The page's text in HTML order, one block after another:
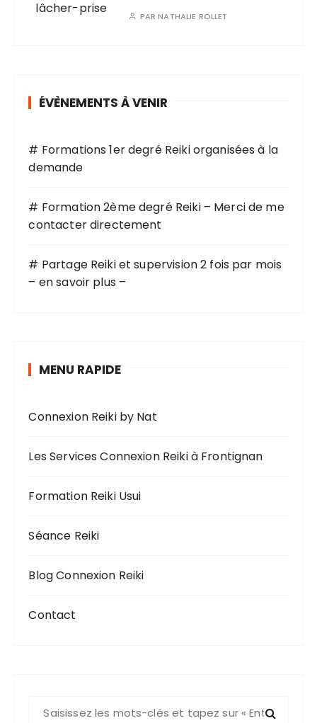
PARNATHALIE ROLLET
ÉVÈNEMENTS À VENIR
# Formations 1er degré Reiki organisées à la
demande
# Formation 2ème degré Reiki – Merci de me
contacter directement
# Partage Reiki et supervision 2 fois par mois
– en savoir plus –
MENU RAPIDE
Connexion Reiki by Nat
Les Services Connexion Reiki à Frontignan
Formation Reiki Usui
Séance Reiki
Blog Connexion Reiki
Contact